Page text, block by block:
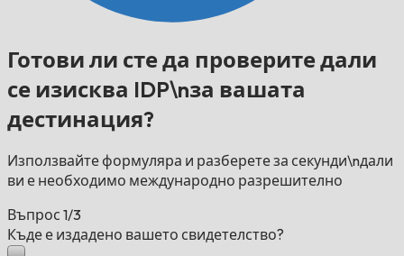
Готови ли сте да проверите дали
се изисква IDP\nза вашата
дестинация?
Използвайте формуляра и разберете за секунди\nдали
ви е необходимо международно разрешително
Въпрос 1/3
Къде е издадено вашето свидетелство?